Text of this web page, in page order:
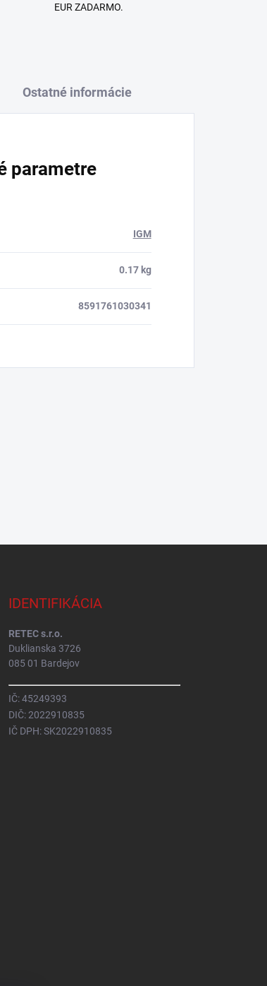
EUR ZADARMO.
Ostatné informácie
parametre
IGM
0.17 kg
8591761030341
IDENTIFIKÁCIA
RETEC s.r.o.
Duklianska 3726
085 01 Bardejov
IČ: 45249393
DIČ: 2022910835
IČ DPH: SK2022910835